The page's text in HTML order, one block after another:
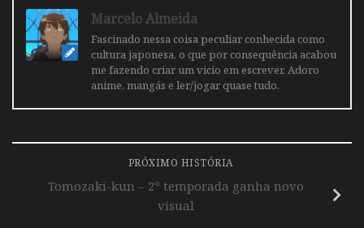
Marcelo Almeida
Fascinado nessa coisa peculiar conhecida como
cultura japonesa, o que por consequência acabou
me fazendo criar um vicio em escrever. Adoro
anime, mangás e ler/jogar quase tudo.
PRÓXIMO HISTÓRIA
Tomozaki-kun – 2º temporada ganha novo
visual